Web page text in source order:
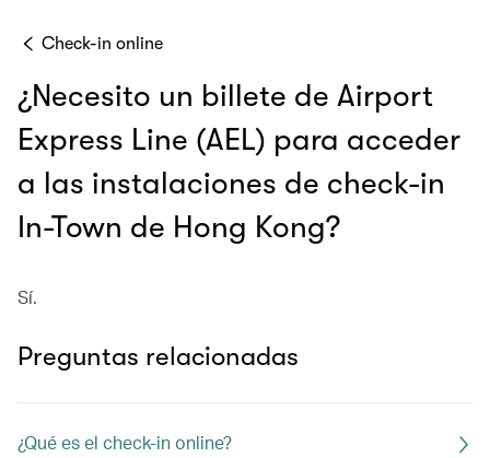
Check-in online
¿Necesito un billete de Airport
Express Line (AEL) para acceder
a las instalaciones de check-in
In-Town de Hong Kong?
Sí.
Preguntas relacionadas
¿Qué es el check-in online?